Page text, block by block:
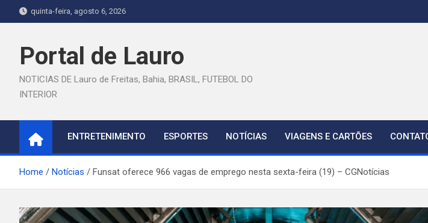
to
quinta-feira, agosto 6, 2026
Portal de Lauro
NOTICIAS DE Lauro de Freitas, Bahia, BRASIL, FUTEBOL DO
INTERIOR
ENTRETENIMENTO ESPORTES NOTÍCIAS VIAGENS E CARTÕES
Home Notícias Funsat oferece 966 vagas de emprego nesta sexta-feira (19) – CGNotícias